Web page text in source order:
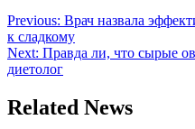
Previous: Врач назвала
к сладкому
Next: Правда ли, что сырые
диетолог
Related News